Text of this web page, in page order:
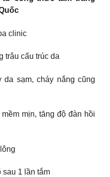
clinic
trâu cấu trúc da
sạm, cháy nắng cũng
mịn, tăng độ đàn hồi
sau 1 lần tắm